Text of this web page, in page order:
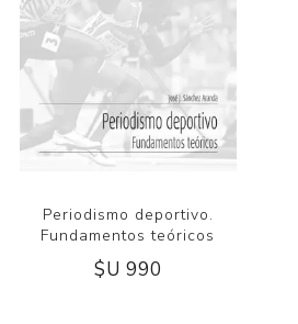
Periodismo deportivo.
Fundamentos teóricos
$U 990